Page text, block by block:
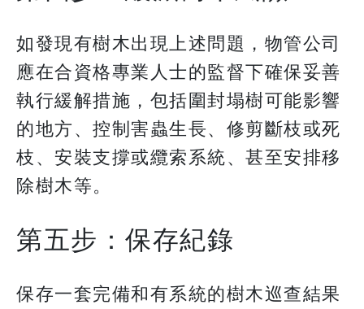
如發現有樹木出現上述問題，物管公司
應在合資格專業人士的監督下確保妥善
執行緩解措施，包括圍封塌樹可能影響
的地方、控制害蟲生長、修剪斷枝或死
枝、安裝支撐或纜索系統、甚至安排移
除樹木等。
第五步：保存紀錄
保存一套完備和有系統的樹木巡查結果